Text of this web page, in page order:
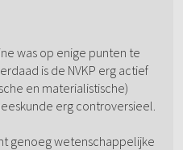
was op enige punten te
is de NVKP erg actief
en materialistische)
erg controversieel.
genoeg wetenschappelijke